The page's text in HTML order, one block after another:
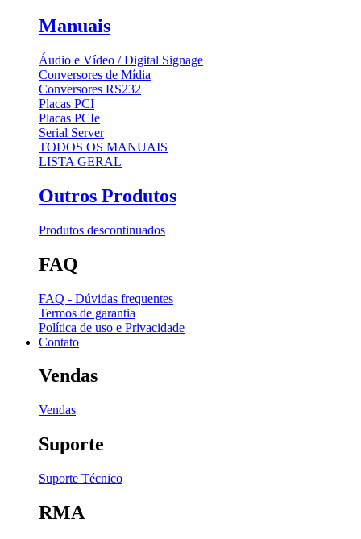
Manuais
Áudio e Vídeo / Digital Signage
Conversores de Mídia
Conversores RS232
Placas PCI
Placas PCIe
Serial Server
TODOS OS MANUAIS
LISTA GERAL
Outros Produtos
Produtos descontinuados
FAQ
FAQ - Dúvidas frequentes
Termos de garantia
Política de uso e Privacidade
Contato
Vendas
Vendas
Suporte
Suporte Técnico
RMA